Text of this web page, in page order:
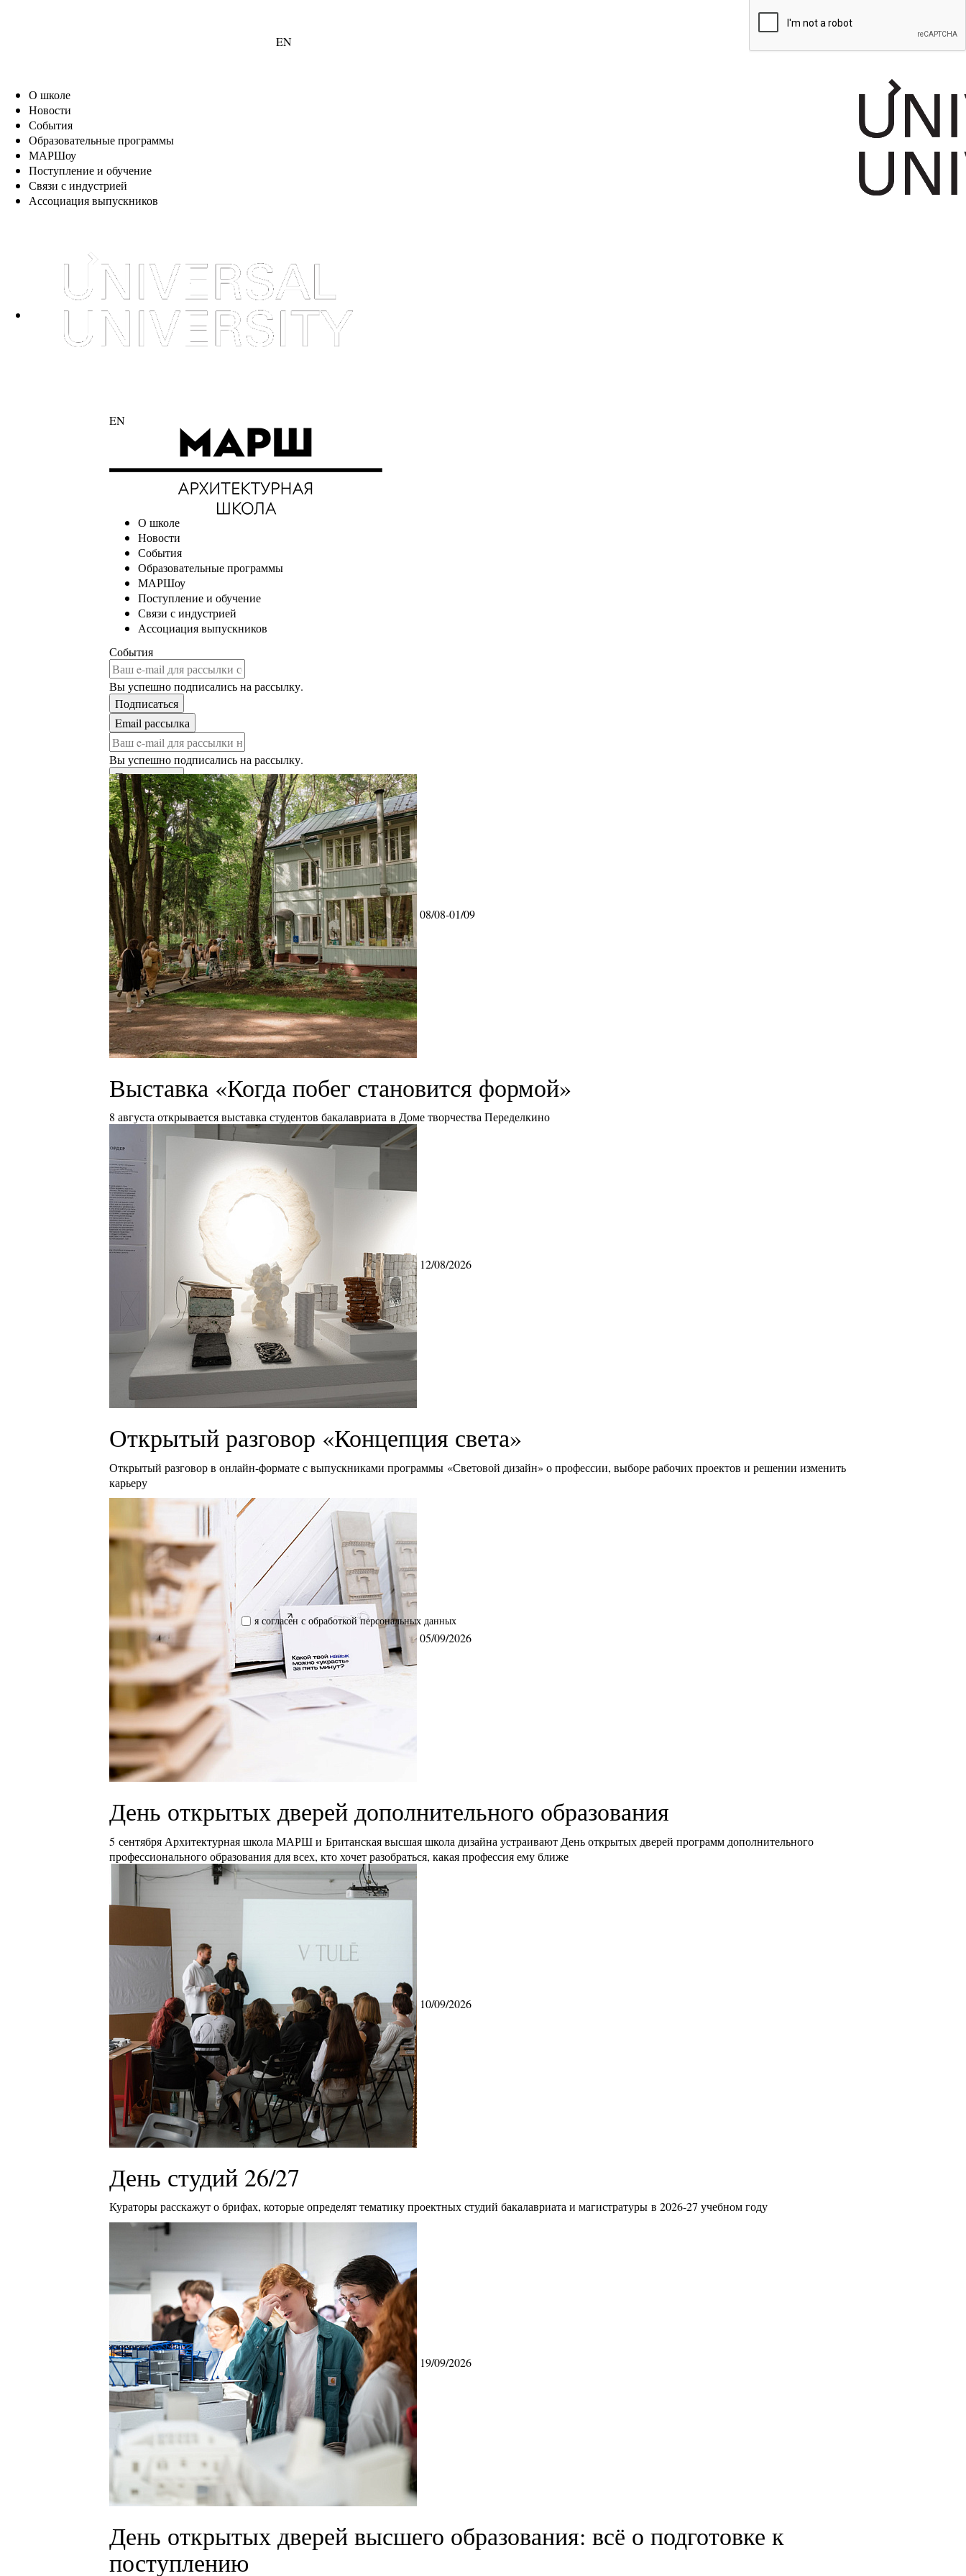
EN
О школе
Новости
События
Образовательные программы
МАРШоу
Поступление и обучение
Связи с индустрией
Ассоциация выпускников
EN
О школе
Новости
События
Образовательные программы
МАРШоу
Поступление и обучение
Связи с индустрией
Ассоциация выпускников
События
Вы успешно подписались на рассылку.
я согласен с обработкой персональных данных
Вы успешно подписались на рассылку.
08/08-01/09
Выставка «Когда побег становится формой»
8 августа открывается выставка студентов бакалавриата в Доме творчества Переделкино
12/08/2026
Открытый разговор «Концепция света»
Открытый разговор в онлайн-формате с выпускниками программы «Световой дизайн» о профессии, выборе рабочих проектов и решении изменить
карьеру
05/09/2026
День открытых дверей дополнительного образования
5 сентября Архитектурная школа МАРШ и Британская высшая школа дизайна устраивают День открытых дверей программ дополнительного
профессионального образования для всех, кто хочет разобраться, какая профессия ему ближе
10/09/2026
День студий 26/27
Кураторы расскажут о брифах, которые определят тематику проектных студий бакалавриата и магистратуры в 2026-27 учебном году
19/09/2026
День открытых дверей высшего образования: всё о подготовке к
поступлению